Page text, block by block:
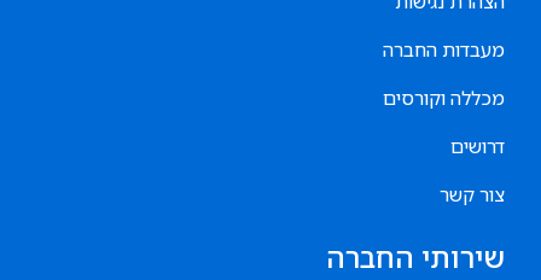
מעבדות החברה
מכללה וקורסים
דרושים
צור קשר
שירותי החברה